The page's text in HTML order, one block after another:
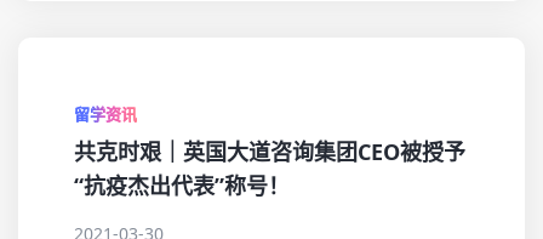
留学资讯
共克时艰｜英国大道咨询集团CEO被授予
“抗疫杰出代表”称号！
2021-03-30